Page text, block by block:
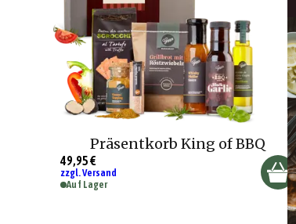
Präsentkorb King of BBQ
49,95 €
zzgl. Versand
Auf Lager